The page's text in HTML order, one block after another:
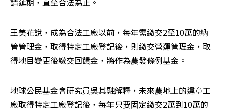
請延期，直至合法為止。
王美花說，成為合法工廠以前，每年需繳交2至10萬的納
管管理金，取得特定工廠登記後，則繳交營運管理金，取
得地目變更後繳交回饋金，將作為農發條例基金。
地球公民基金會研究員吳其融解釋，未來農地上的違章工
廠取得特定工廠登記後，每年只要固定繳交2萬到10萬的